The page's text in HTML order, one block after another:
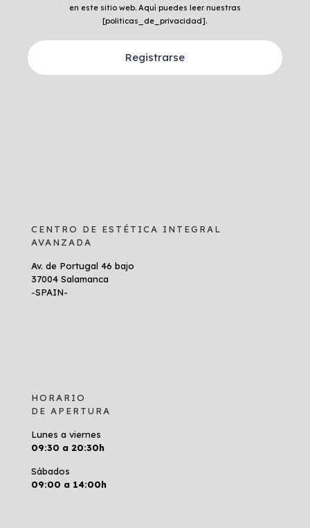
en este sitio web. Aquí puedes leer nuestras
[politicas_de_privacidad].
Registrarse
CENTRO DE ESTÉTICA INTEGRAL
AVANZADA
Av. de Portugal 46 bajo
37004 Salamanca
-SPAIN-
HORARIO
DE APERTURA
Lunes a viernes
09:30 a 20:30h
Sábados
09:00 a 14:00h